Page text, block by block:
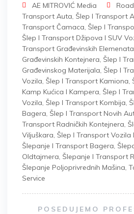
AE MITROVIĆ Media
Transport Auta, Šlep I Transport
Transport Čamaca, Šlep I
Šlep I Transport Džipova I SUV
Transport Građevinskih Elemenata
Građevinskih Kontejnera, Šlep I
Građevinskog Materijala, Šlep I
Vozila, Šlep I Transport Kamiona,
Kamp Kućica I Kampera, Šlep I
Vozila, Šlep I Transport Kombija,
Bagera, Šlep I Transport Novih
Transport Radničkih Kontejnera,
Viljuškara, Šlep I Transport Vozila
Šlepanje I Transport Bagera,
Oldtajmera, Šlepanje I Transport
Šlepanje Poljoprivrednih Mašina,
Service
POSEDUJEMO